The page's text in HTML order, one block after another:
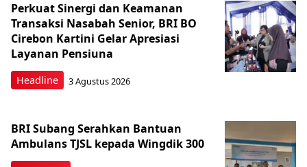
Headline
Perkuat Sinergi dan Keamanan
Transaksi Nasabah Senior, BRI BO
Cirebon Kartini Gelar Apresiasi
Layanan Pensiuna
3 Agustus 2026
BRI Subang Serahkan Bantuan
Ambulans TJSL kepada Wingdik 300